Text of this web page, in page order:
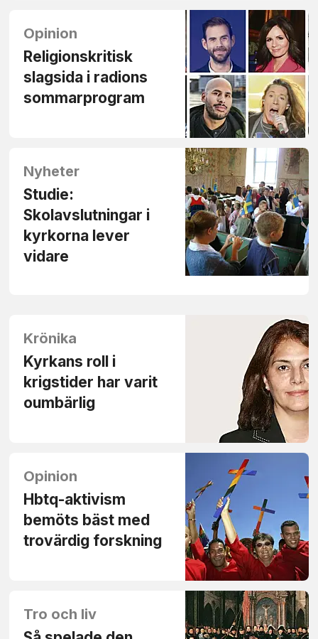
Opinion
Religionskritisk
slagsida i radions
sommarprogram
Nyheter
Studie:
Skolavslutningar i
kyrkorna lever
vidare
Krönika
Kyrkans roll i
krigstider har varit
oumbärlig
Opinion
Hbtq-aktivism
bemöts bäst med
trovärdig forskning
Tro och liv